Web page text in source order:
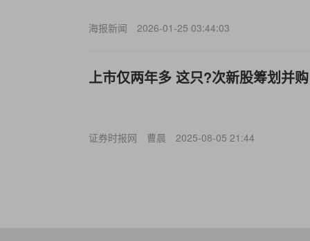
海报新闻 2026-01-25 03:44:03
上市仅两年多 这只?次新股筹划并
证券时报网 曹晨 2025-08-05 21:44